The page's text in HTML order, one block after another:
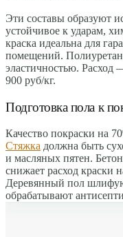
Эти составы образуют
устойчивое к ударам,
краска идеальна для
помещений.
эластичностью. Расход
900 руб/кг.
Подготовка пола к
Качество покраски на
Стяжка должна быть
и масляных пятен.
снижает расход краски
Деревянный пол
обрабатывают